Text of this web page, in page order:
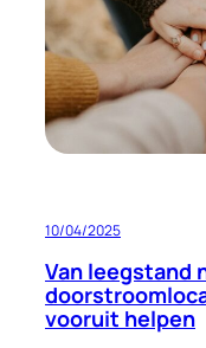
voor
én
voor
10/04/2025
Van leegstand
vooruit helpen